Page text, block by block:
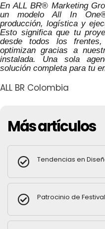
En ALL BR® Marketing
un modelo All In
producción, logística y
Esto significa que tu
desde todos los
optimizan gracias a
instalada. Una sola
solución completa para tu
ALL BR Colombia
Más artículos
Tendencias en
Patrocinio de